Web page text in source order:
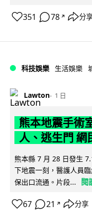
351 78 ↗ 分
科技娛樂 生活娛樂
Lawton 1 日
熊本地震手術
人、逃生門 網
熊本縣 7 月 28 日發生
下地震一刻，醫護人員
保出口流通。片段...
閱
67 21 ↗ 分享